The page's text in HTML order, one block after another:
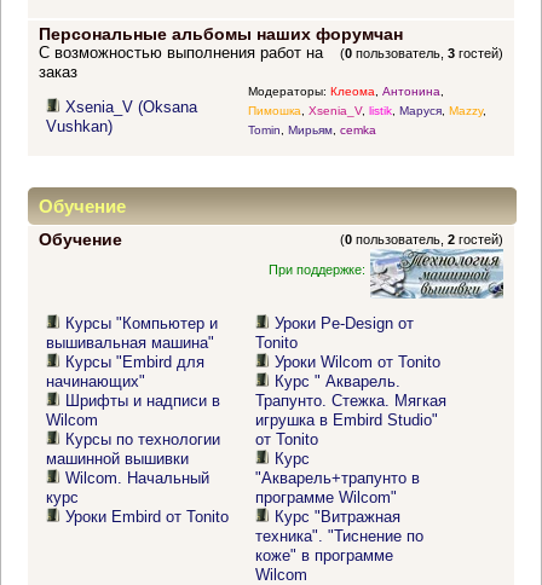
Персональные альбомы наших форумчан
(0 пользователь,3 гостей)
С возможностью выполнения работ на
заказ
Xsenia_V (Oksana
Vushkan)
Модераторы: Клеома, Антонина,
Пимошка, Xsenia_V, listik, Маруся, Mazzy,
Tomin, Мирьям, cemka
Обучение
Обучение (0 пользователь,2 гостей)
При поддержке:
Курсы "Компьютер и
вышивальная машина"
Курсы "Embird для
начинающих"
Шрифты и надписи в
Wilcom
Курсы по технологии
машинной вышивки
Wilcom. Начальный
курс
Уроки Embird от Tonito
Уроки Pe-Design от
Tonito
Уроки Wilcom от Tonito
Курс " Акварель.
Трапунто. Стежка. Мягкая
игрушка в Embird Studio"
от Tonito
Курс
"Акварель+трапунто в
программе Wilcom"
Курс "Витражная
техника". "Тиснение по
коже" в программе
Wilcom